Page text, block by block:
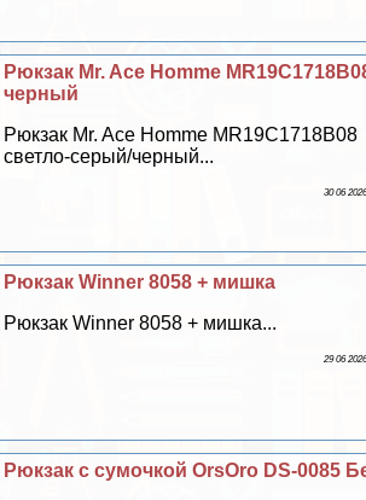
Рюкзак Mr. Ace Homme
черный
Рюкзак Mr. Ace Homme MR19C1718B08
светло-серый/черный...
30 06
Рюкзак Winner 8058 + мишка
Рюкзак Winner 8058 + мишка...
29 06
Рюкзак с сумочкой OrsOro DS-0085